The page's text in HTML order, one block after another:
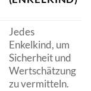
Jedes
Enkelkind, um
Sicherheit und
Wertschätzung
zu vermitteln.